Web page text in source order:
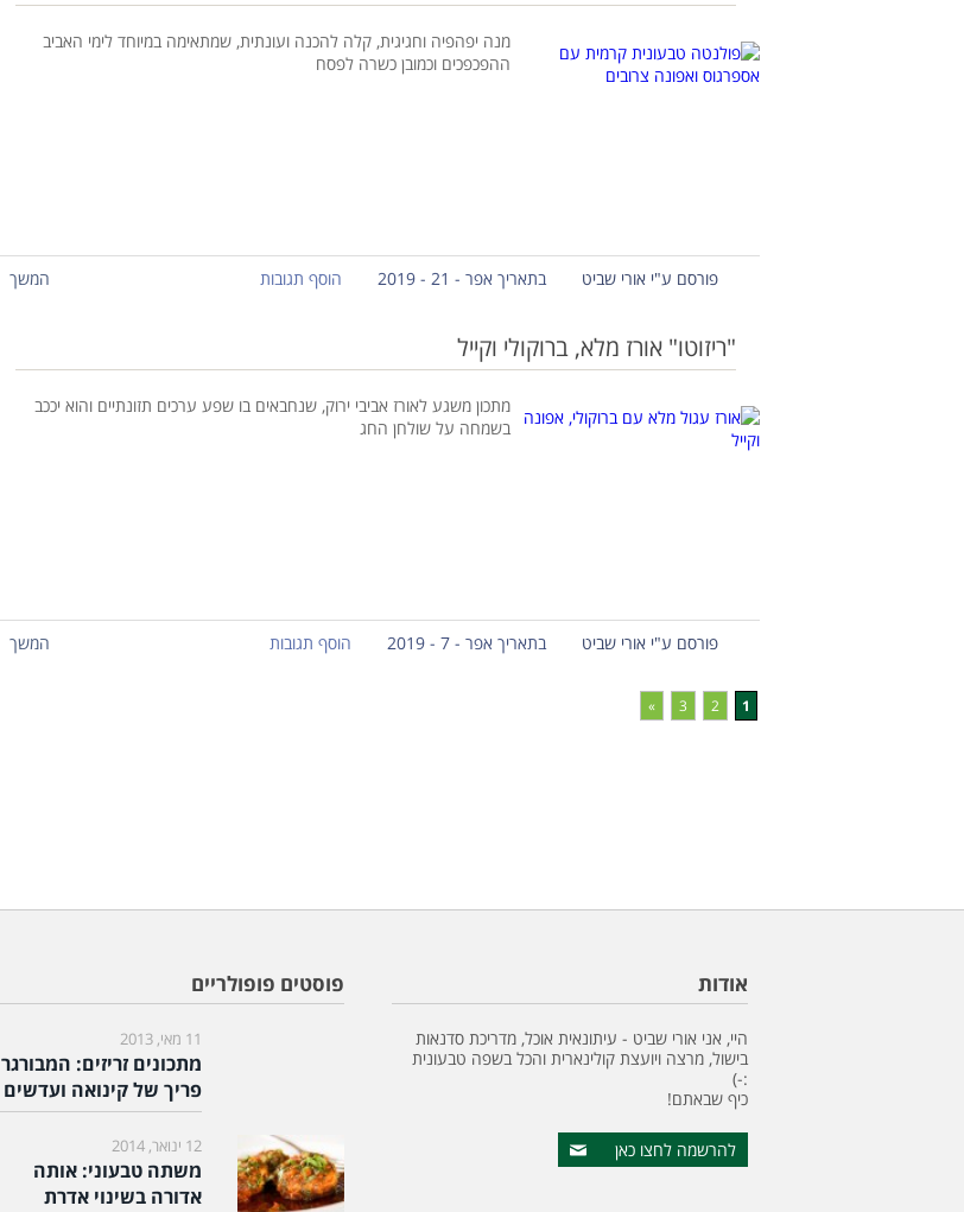
מנה יפהפיה וחגיגית, קלה להכנה ועונתית, שמתאימה במיוחד לימי האביב
ההפכפכים וכמובן כשרה לפסח
פורסם ע"י אורי שביט בתאריך אפר - 21 - 2019 הוסף תגובות המשך
"ריזוטו" אורז מלא, ברוקולי וקייל
מתכון משגע לאורז אביבי ירוק, שנחבאים בו שפע ערכים תזונתיים והוא יככב
בשמחה על שולחן החג
פורסם ע"י אורי שביט בתאריך אפר - 7 - 2019 הוסף תגובות המשך
1
2
3
»
אודות
היי, אני אורי שביט - עיתונאית אוכל, מדריכת סדנאות
בישול, מרצה ויועצת קולינארית והכל בשפה טבעונית
:-)
כיף שבאתם!
להרשמה לחצו כאן
פוסטים פופולריים
11 מאי, 2013
מתכונים זריזים: המבורגר
פריך של קינואה ועדשים
12 ינואר, 2014
משתה טבעוני: אותה
אדורה בשינוי אדרת